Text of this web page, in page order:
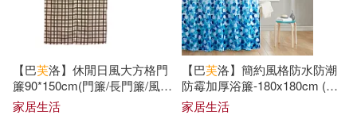
藤原芳秀(22) 賴世雄(22)
遠東圖書公司編審委員會(22)
中國水利水電出版社(145)
臺灣商務(145)
【巴芙洛】休閒日風大方格門
簾90*150cm(門簾/長門簾/風水
簾/日製門簾) 咖啡色
家居生活
【巴芙洛】簡約風格防水防潮
防霉加厚浴簾-180x180cm (多
款任選)花舞
家居生活